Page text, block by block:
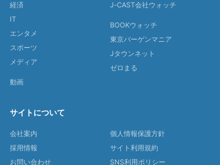
経済
IT
エンタメ
スポーツ
メディア
動画
J-CAST会社ウォッチ
BOOKウォッチ
東京バーゲンマニア
Jタウンネット
ゼロまる
サイトについて
会社案内
採用情報
お問い合わせ
個人情報保護方針
サイト利用規約
SNS利用ポリシー